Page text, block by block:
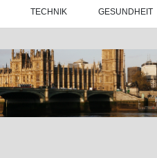
TECHNIK GESUNDHEIT